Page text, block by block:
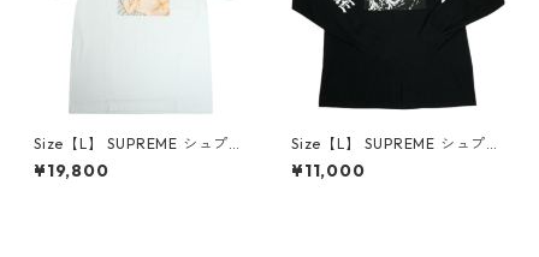
Size【L】 SUPREME シュプリ
ーム 25SS Mouse Tee White
Tシャツ 白 【新古品・未使用
¥19,800
Size【L】 SUPREME シュプリ
ーム ×The Exorcist 25FW Mo
ther L/S Tee Black ロンT 黒
¥11,000